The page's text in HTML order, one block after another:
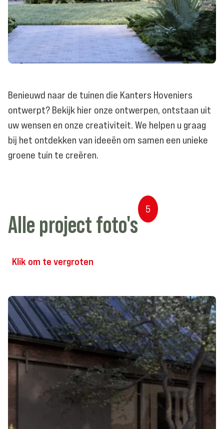
Benieuwd naar de tuinen die Kanters Hoveniers
ontwerpt? Bekijk hier onze ontwerpen, ontstaan uit
uw wensen en onze creativiteit. We helpen u graag
bij het ontdekken van ideeën om samen een unieke
groene tuin te creëren.
5
Alle projectfoto's
Klik om te vergroten